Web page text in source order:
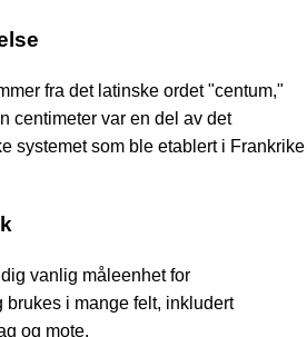
fra det latinske ordet "centum,"
centimeter var en del av det
systemet som ble etablert i Frankrike
vanlig måleenhet for
brukes i mange felt, inkludert
og mote.